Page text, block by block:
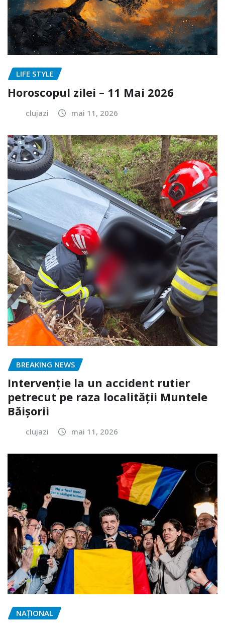
LIFE STYLE
Horoscopul zilei – 11 Mai 2026
clujazi mai 11, 2026
BREAKING NEWS
Intervenție la un accident rutier
petrecut pe raza localității Muntele
Băișorii
clujazi mai 11, 2026
NAŢIONAL